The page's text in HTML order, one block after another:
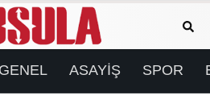
GENEL ASAYİŞ SPOR